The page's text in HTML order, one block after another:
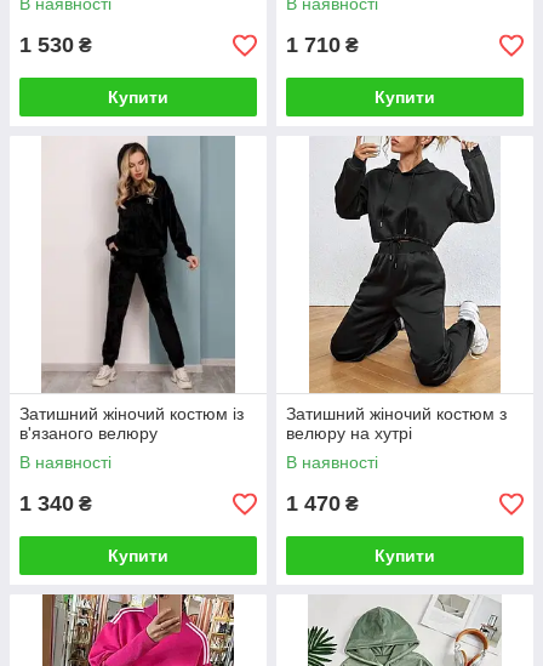
1 530 ₴
Купити
1 710 ₴
Купити
Затишний жіночий костюм із
в'язаного велюру
В наявності
1 340 ₴
Купити
Затишний жіночий костюм з
велюру на хутрі
В наявності
1 470 ₴
Купити